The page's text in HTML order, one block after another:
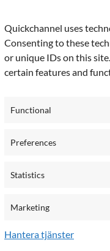
Quickchannel uses
Consenting to these
or unique IDs on this
certain features and
Functional
Preferences
Statistics
Marketing
Hantera tjänster
telefonnummer
eller organisation
webbläsare,
inte definieras i detta
samma innebörd som i
inte definierats i detta
innebörd som i de